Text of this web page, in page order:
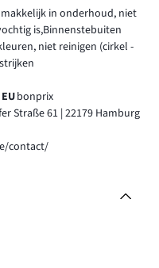
makkelijk in onderhoud, niet
is,Binnenstebuiten
niet reinigen (cirkel -
bonprix
Straße 61 | 22179 Hamburg
contact/